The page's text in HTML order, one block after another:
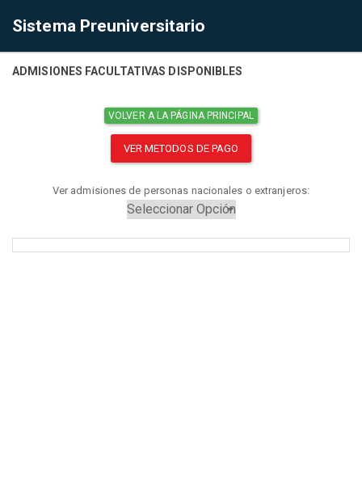
Sistema Preuniversitario
ADMISIONES FACULTATIVAS DISPONIBLES
VOLVER A LA PÁGINA PRINCIPAL
VER METODOS DE PAGO
Ver admisiones de personas nacionales o extranjeros: